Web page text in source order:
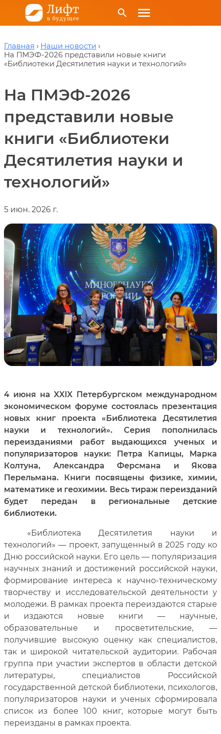
search menu
Главная
Наши новости
На ПМЭФ-2026 представили новые книги
«Библиотеки Десятилетия науки и технологий»
На ПМЭФ-2026
представили новые
книги «Библиотеки
Десятилетия науки и
технологий»
5 июн. 2026 г.
4 июня на XXIX Петербургском международном
экономическом форуме состоялась презентация
новых книг проекта «Библиотека Десятилетия
науки и технологий». Серия пополнилась
переизданиями работ выдающихся ученых и
популяризаторов науки: Петра Капицы, Марка
Колтуна, Александра Ферсмана и Якова
Перельмана. Книги посвящены физике, химии,
математике и геохимии. Весь тираж переизданий
будет передан в региональные детские
библиотеки.
«Библиотека Десятилетия науки и
технологий» — проект, запущенный в 2025 году ко
Дню российской науки. Его цель — популяризация
научных знаний и достижений российской науки,
формирование интереса к научно-техническому
творчеству и исследовательской деятельности у
молодежи. В рамках проекта переиздаются старые
и издаются новые книги — научные,
образовательные и просветительские, —
получившие высокую оценку как специалистов,
так и широкой читательской аудитории. Рабочая
группа при участии экспертов в области детской
литературы, специалистов Российской
государственной детской библиотеки, психологов,
популяризаторов науки и ученых сформировала
список из более 100 книг, которые могут быть
переизданы в рамках проекта.